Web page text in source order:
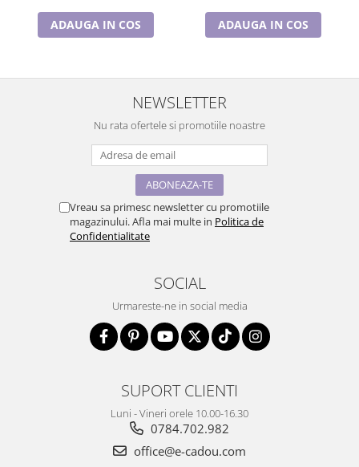
ADAUGA IN COS ADAUGA IN COS
NEWSLETTER
Nu rata ofertele si promotiile noastre
Vreau sa primesc newsletter cu promotiile
magazinului. Afla mai multe in Politica de
Confidentialitate
SOCIAL
Urmareste-ne in social media
SUPORT CLIENTI
Luni - Vineri orele 10.00-16.30
0784.702.982
office@e-cadou.com